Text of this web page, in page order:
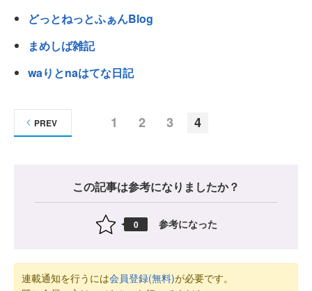
どっとねっとふぁんBlog
まめしば雑記
waりとnaはてな日記
1 2 3 4
PREV
この記事は参考になりましたか？
0 参考になった
連載通知を行うには会員登録(無料)が必要です。